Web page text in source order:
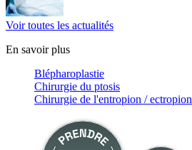
Voir toutes les actualités
En savoir plus
Blépharoplastie
Chirurgie du ptosis
Chirurgie de l'entropion / ectropion